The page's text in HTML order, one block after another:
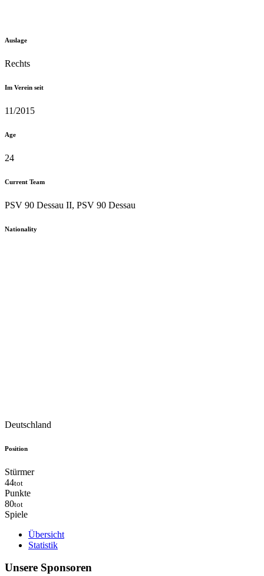
Auslage
Rechts
Im Verein seit
11/2015
Age
24
Current Team
PSV 90 Dessau II, PSV 90 Dessau
Nationality
Deutschland
Position
Stürmer
44tot
Punkte
80tot
Spiele
Übersicht
Statistik
Unsere Sponsoren